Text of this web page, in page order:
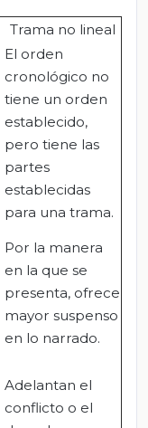
Trama no lineal
El orden
cronológico no
tiene un orden
establecido,
pero tiene las
partes
establecidas
para una trama.
Por la manera
en la que se
presenta, ofrece
mayor suspenso
en lo narrado.
Adelantan el
conflicto o el